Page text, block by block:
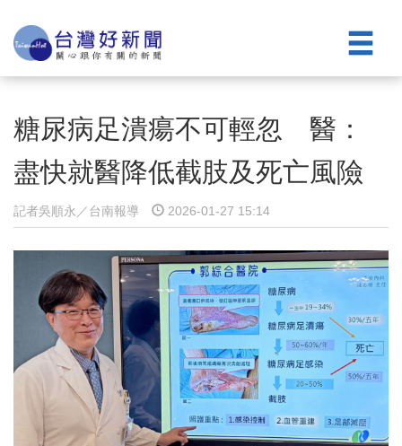
糖尿病足潰瘍不可輕忽 醫：
盡快就醫降低截肢及死亡風險
記者吳順永／台南報導 2026-01-27 15:14